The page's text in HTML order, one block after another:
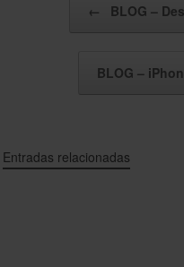
← BLOG –
BLOG –
Entradas relacionadas